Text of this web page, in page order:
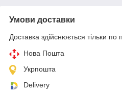
Умови доставки
Доставка здійснюється тільки по
Нова Пошта
Укрпошта
Delivery